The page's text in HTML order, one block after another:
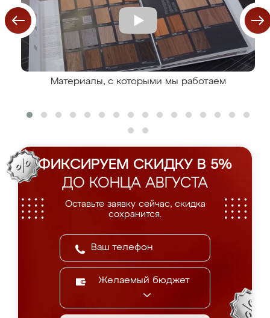
Материалы, с которыми мы работаем
ФИКСИРУЕМ СКИДКУ В 5%
ДО КОНЦА АВГУСТА
Оставьте заявку сейчас, скидка
сохранится.
Желаемый бюджет